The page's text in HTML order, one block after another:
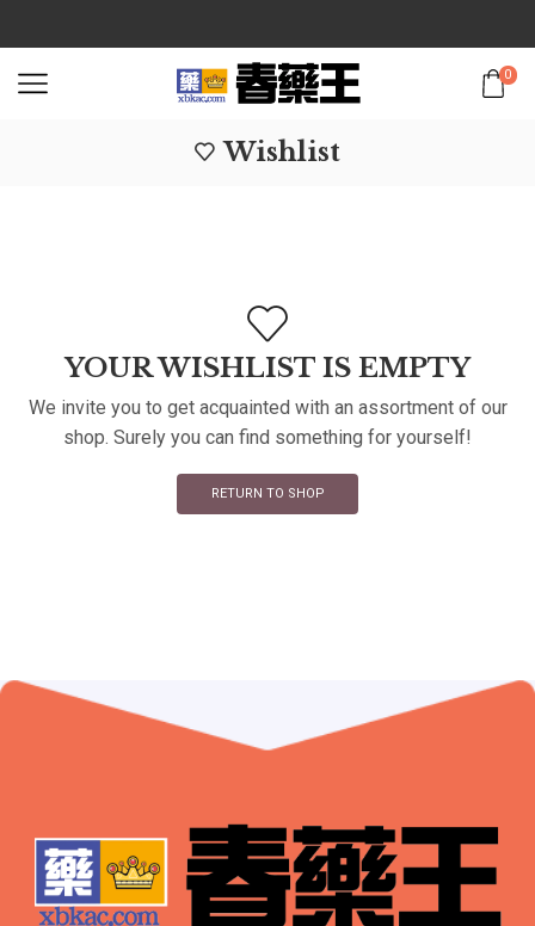
0
Wishlist
YOUR WISHLIST IS EMPTY
We invite you to get acquainted with an assortment of our
shop. Surely you can find something for yourself!
RETURN TO SHOP